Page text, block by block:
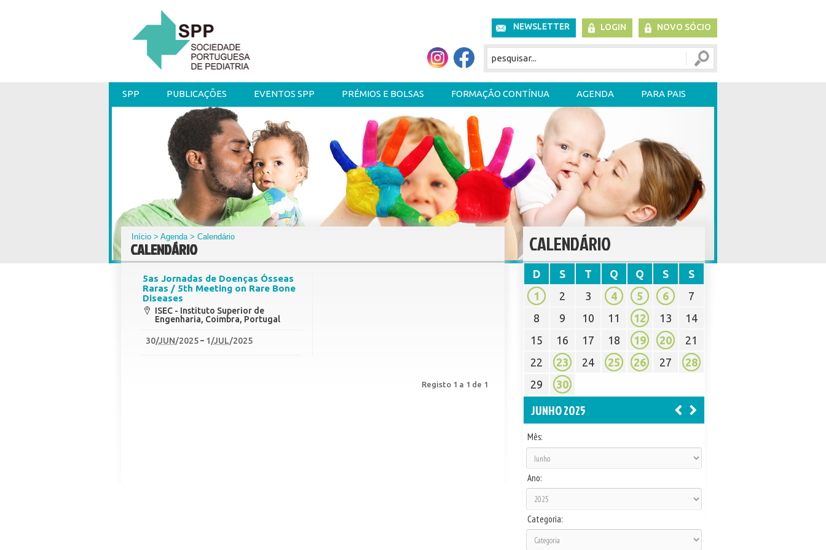
NEWSLETTER LOGIN NOVO SÓCIO
SPP PUBLICAÇÕES EVENTOS SPP PRÉMIOS E BOLSAS FORMAÇÃO CONTÍNUA AGENDA PARA PAIS
Início >Agenda> Calendário
CALENDÁRIO
5as Jornadas de Doenças Ósseas
Raras / 5th Meeting on Rare Bone
Diseases
ISEC - Instituto Superior de
Engenharia, Coimbra, Portugal
30/JUN/2025 1/JUL/2025
Registo 1 a 1 de 1
CALENDÁRIO
D S T Q Q S
S
1
2 3 4 5 6
7
8
9 10 11 12 13
14
15
16 17 18 19 20
21
22
23 24 25 26 27
28
29
30
JUNHO 2025
Mês:
Ano:
Categoria: